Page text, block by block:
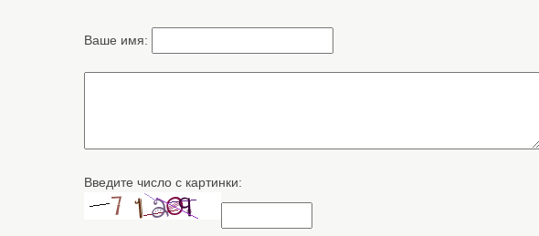
Ваше имя:
Введите число с картинки: